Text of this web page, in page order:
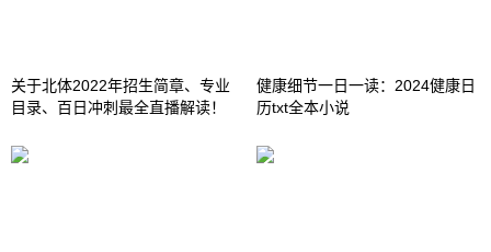
关于北体2022年招生简章、专业
目录、百日冲刺最全直播解读！
健康细节一日一读：2024健康日
历txt全本小说